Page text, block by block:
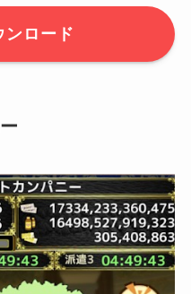
ンロード